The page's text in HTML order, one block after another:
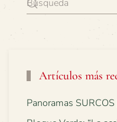
Artículos más
Panoramas